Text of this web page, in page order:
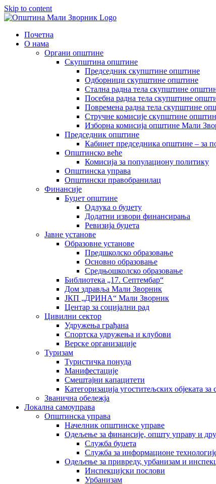
Skip to content
Почетна
О нама
Органи општине
Скупштина општине
Председник скупштине општине
Одборници скупштине општине
Стална радна тела скупштине
Посебна радна тела скупштине
Повремена радна тела скупштине
Стручне комисије скупштине
Изборна комисија општине Мали
Председник општине
Кабинет председника општине – за
Општинско веће
Комисија за популациону политику
Општинска управа
Општински правобранилац
Финансије
Буџет општине
Одлука о буџету
Додатни извори финансирања
Ревизија буџета
Јавне установе
Образовне установе
Предшколско образовање
Основно образовање
Средњошколско образовање
Библиотека „17. Септембар“
Дом здравља Мали Зворник
ЈКП „ДРИНА“ Мали Зворник
Центар за социјални рад
Цивилни сектор
Удружења грађана
Спортска удружења и клубови
Верске организације
Туризам
Туристичка понуда
Манифестације
Смештајни капацитети
Категоризација угоститељских објеката за
Званична обележја
Локална самоуправа
Општинска управа
Начелник општинске управе
Одељење за финансије, општу управу и
Служба буџета
Служба за информационе
Одељење за привреду, урбанизам и
Инспекцијски послови
Урбанизам